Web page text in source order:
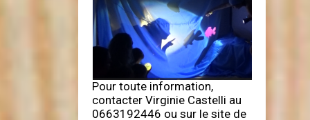
Pour toute information,
contacter Virginie Castelli au
0663192446 ou sur le site de